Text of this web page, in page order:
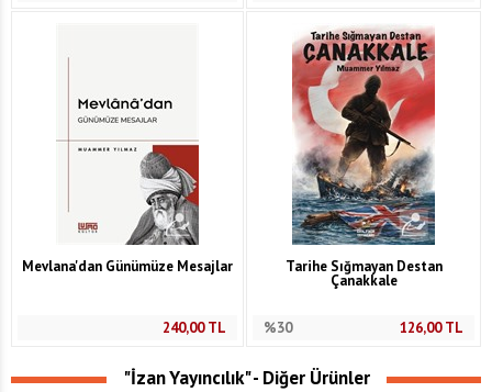
Mevlana'dan Günümüze Mesajlar
240,00TL
Tarihe Sığmayan Destan
Çanakkale
%30 126,00TL
"İzan Yayıncılık" - Diğer Ürünler